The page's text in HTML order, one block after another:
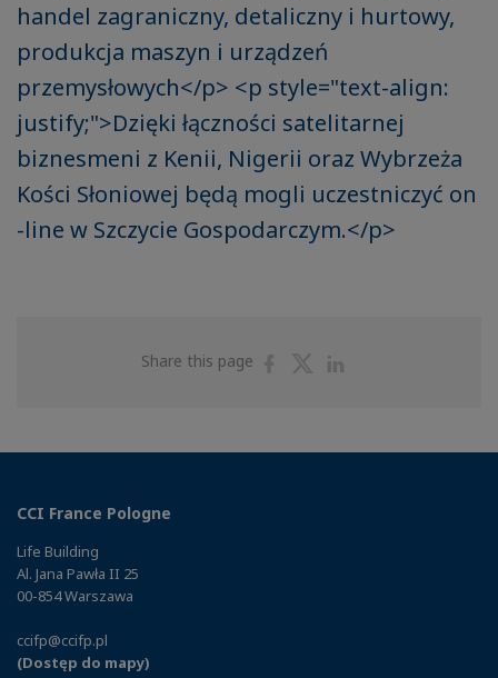
handel zagraniczny, detaliczny i hurtowy,
produkcja maszyn i urządzeń
przemysłowych</p> <p style="text-align:
justify;">Dzięki łączności satelitarnej
biznesmeni z Kenii, Nigerii oraz Wybrzeża
Kości Słoniowej będą mogli uczestniczyć on
-line w Szczycie Gospodarczym.</p>
Share this page
ShareShare
CCI France Pologne
Life Building
Al. Jana Pawła II 25
00-854 Warszawa
ccifp@ccifp.pl
(Dostęp do mapy)